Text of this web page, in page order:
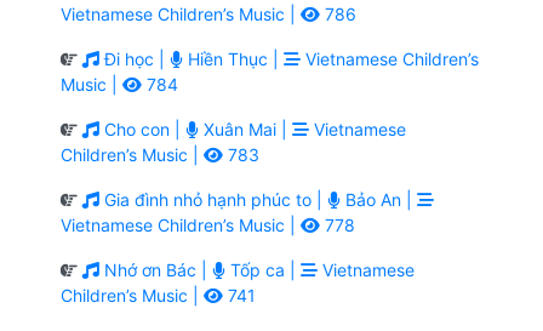
Vietnamese Children’s Music |
786
Đi học | Hiền Thục |
Vietnamese Children’s
Music |
784
Cho con | Xuân Mai |
Vietnamese
Children’s Music |
783
Gia đình nhỏ hạnh phúc to |
Bảo An |
Vietnamese Children’s Music |
778
Nhớ ơn Bác | Tốp ca |
Vietnamese
Children’s Music |
741